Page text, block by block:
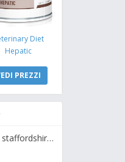
Diet
Hepatic
PREZZI
Gruppo American staffordshire terrier ( amstaff, amastaff )